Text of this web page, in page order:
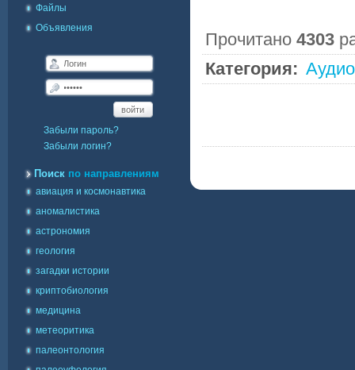
Файлы
Объявления
войти
Забыли пароль?
Забыли логин?
Поиск по направлениям
авиация и космонавтика
аномалистика
астрономия
геология
загадки истории
криптобиология
медицина
метеоритика
палеонтология
Прочитано 4303
Категория: